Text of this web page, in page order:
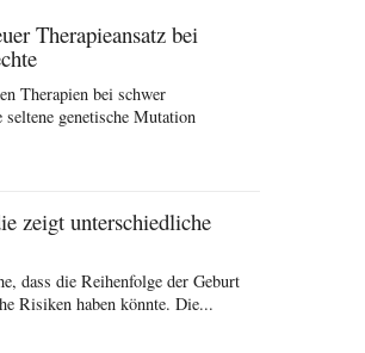
Therapieansatz bei
Therapien bei schwer
genetische Mutation
zeigt unterschiedliche
dass die Reihenfolge der Geburt
Risiken haben könnte. Die...